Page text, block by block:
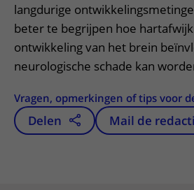
langdurige
beter te begrijpen hoe
ontwikkeling van het brein
neurologische schade kan
Vragen, opmerkingen of tips voor
Delen Mail de